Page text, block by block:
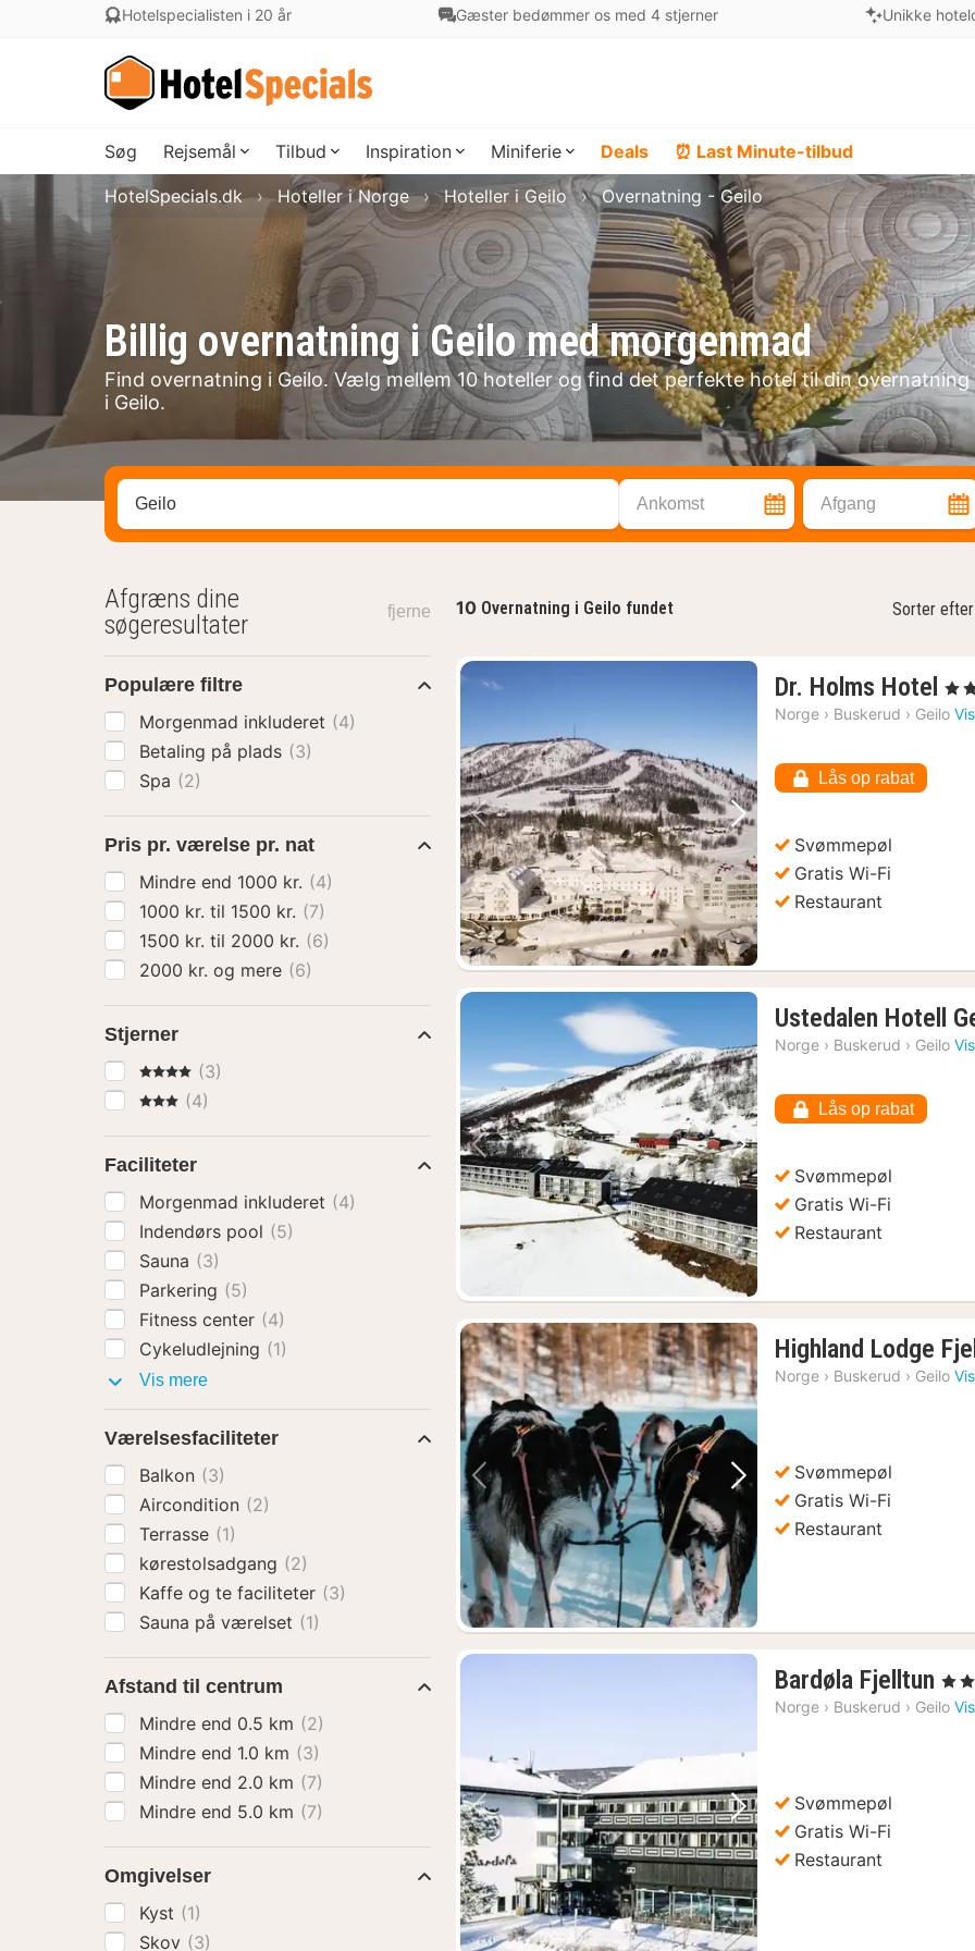
Hotelspecialisten i 20 år Gæster bedømmer os med 4 stjerner Unikke
Søg Rejsemål Tilbud Inspiration Miniferie Deals ⏰ Last Minute-tilbud
Billig overnatning i Geilo med morgenmad
Find overnatning i Geilo. Vælg mellem 10 hoteller og find det perfekte hotel til din overnatning
i Geilo.
HotelSpecials.dk Hoteller i Norge Hoteller i Geilo Overnatning - Geilo
Søg efter destination ... Ankomst Afgang
10 Overnatning i Geilo fundet Sorter efter
Forrige billede Næste billede
Dr. Holms Hotel 1
nat
, 4
Norge › Buskerud › Geilo
Lås op rabat
Svømmepøl
Gratis Wi-Fi
Restaurant
Forrige billede Næste billede
Ustedalen Hotell
Norge › Buskerud › Geilo
Lås op rabat
Svømmepøl
Gratis Wi-Fi
Restaurant
Forrige billede Næste billede
Highland Lodge
Norge › Buskerud › Geilo
Svømmepøl
Gratis Wi-Fi
Restaurant
Forrige billede Næste billede
Bardøla Fjelltun 1
nat
, 3
Norge › Buskerud › Geilo
Svømmepøl
Gratis Wi-Fi
Restaurant
Afgræns dine
søgeresultater
fjerne
Populære filtre
Morgenmad inkluderet (4)
Betaling på plads (3)
Spa (2)
Pris pr. værelse pr. nat
Mindre end 1000 kr. (4)
1000 kr. til 1500 kr. (7)
1500 kr. til 2000 kr. (6)
2000 kr. og mere (6)
Stjerner
4 Stjerner
(3)
3 Stjerner
(4)
Faciliteter
Morgenmad inkluderet (4)
Indendørs pool (5)
Sauna (3)
Parkering (5)
Fitness center (4)
Cykeludlejning (1)
Vis mereFaciliteter
Værelsesfaciliteter
Balkon (3)
Aircondition (2)
Terrasse (1)
kørestolsadgang (2)
Kaffe og te faciliteter (3)
Sauna på værelset (1)
Afstand til centrum
Mindre end 0.5 km (2)
Mindre end 1.0 km (3)
Mindre end 2.0 km (7)
Mindre end 5.0 km (7)
Omgivelser
Kyst (1)
Skov (3)